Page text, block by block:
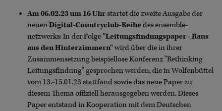
Am 06.02.23 um 16 Uhrstartet die zweite Ausgabe der
neuenDigital-Countryclub-Reihedes ensemble-
netzwerks: In der Folge"Leitungsfindungspaper - Raus
aus den Hinterzimmern"wird über die in ihrer
Zusammensetzung beispiellose Konferenz "Rethinking
Leitungsfindung" gesprochen werden, die in Wolfenbüttel
vom 13.-15.01.23 stattfand sowie das neue Paper zu
diesem Thema offiziell herausgegeben werden. Dieses
Paper entstand in Kooperation mit dem Deutschen